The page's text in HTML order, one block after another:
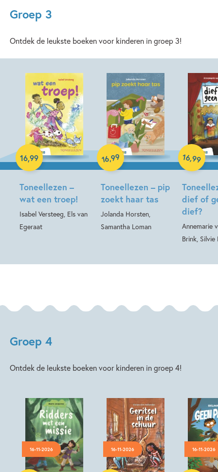
Groep 3
Ontdek de leukste boeken voor kinderen in groep 3!
Toneellezen –
wat een troep!
Isabel Versteeg, Els van
Egeraat
16,99
Hardcover
Toneellezen – pip
zoekt haar tas
Jolanda Horsten,
Samantha Loman
16,99
Hardcover
dief of
dief?
Annemarie
Brink, Silvie
16,99
Hardcover
Groep 4
Ontdek de leukste boeken voor kinderen in groep 4!
16-11-2026 16-11-2026 16-11-2026